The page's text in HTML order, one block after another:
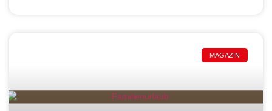
MAGAZIN